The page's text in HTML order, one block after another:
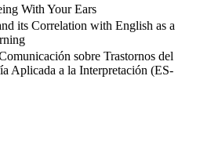
With Your Ears
its Correlation with English as a
sobre Trastornos del
Aplicada a la Interpretación (ES-